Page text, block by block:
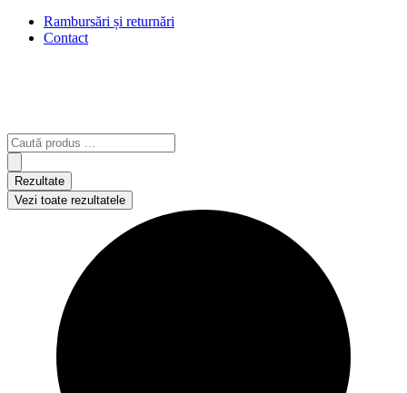
Rambursări și returnări
Contact
Search
...
Rezultate
Vezi toate rezultatele